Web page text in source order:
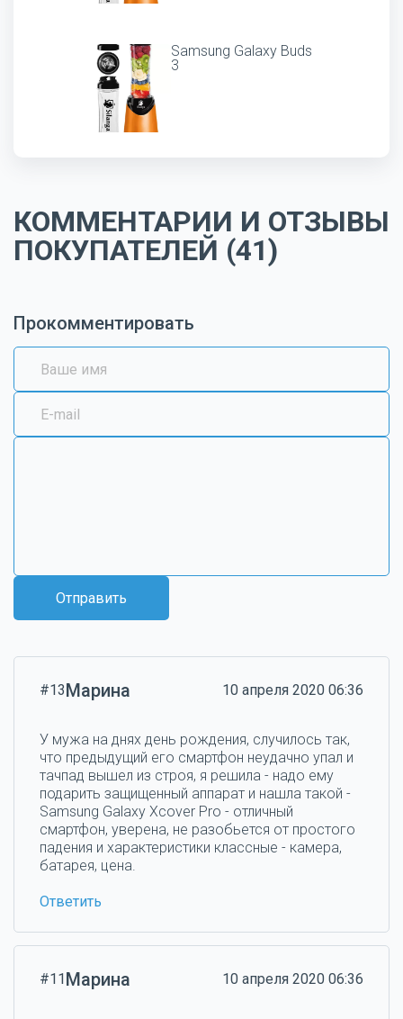
Samsung Galaxy Buds
3
КОММЕНТАРИИ И ОТЗЫВЫ
ПОКУПАТЕЛЕЙ (41)
Прокомментировать
Отправить
#13Марина 10 апреля 2020 06:36
У мужа на днях день рождения, случилось так,
что предыдущий его смартфон неудачно упал и
тачпад вышел из строя, я решила - надо ему
подарить защищенный аппарат и нашла такой -
Samsung Galaxy Xcover Pro - отличный
смартфон, уверена, не разобьется от простого
падения и характеристики классные - камера,
батарея, цена.
Ответить
#11Марина 10 апреля 2020 06:36